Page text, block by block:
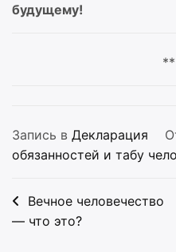
будущему!
Запись в Декларация
обязанностей и табу
Навигация
по
Вечное человечество
— что это?